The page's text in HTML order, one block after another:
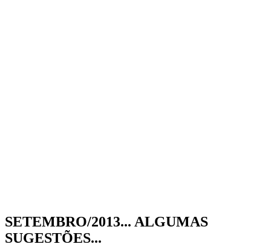
SETEMBRO/2013... ALGUMAS
SUGESTÕES...